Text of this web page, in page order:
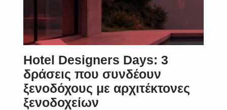
Hotel Designers Days: 3
δράσεις που συνδέουν
ξενοδόχους με αρχιτέκτονες
ξενοδοχείων